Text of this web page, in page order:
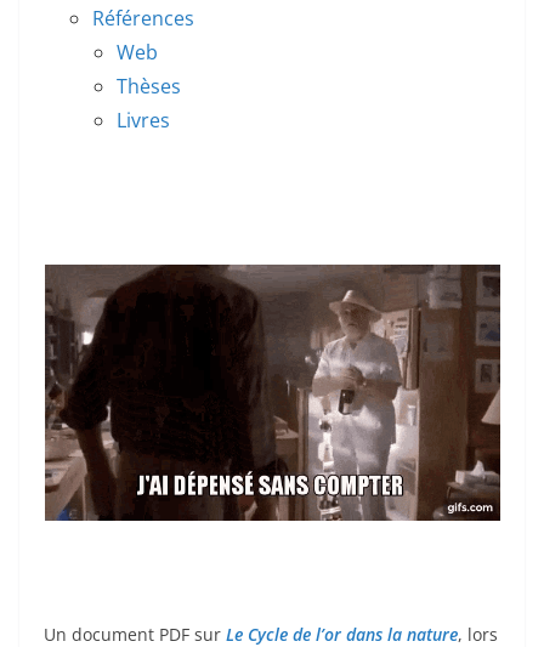
Références
Web
Thèses
Livres
Un document PDF sur Le Cycle de l’or dans la nature, lors